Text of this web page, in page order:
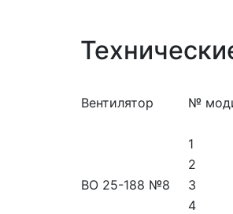
Вентилятор №
ВО 25-188 №8
1
2
3
4